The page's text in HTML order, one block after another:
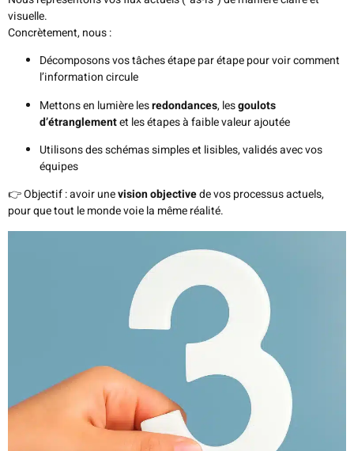
visuelle.
Concrètement, nous :
Décomposons vos tâches étape par étape pour voir comment
l’information circule
Mettons en lumière lesredondances, lesgoulots
d’étranglementet les étapes à faible valeur ajoutée
Utilisons des schémas simples et lisibles, validés avec vos
équipes
👉 Objectif : avoir unevision objectivede vos processus actuels,
pour que tout le monde voie la même réalité.